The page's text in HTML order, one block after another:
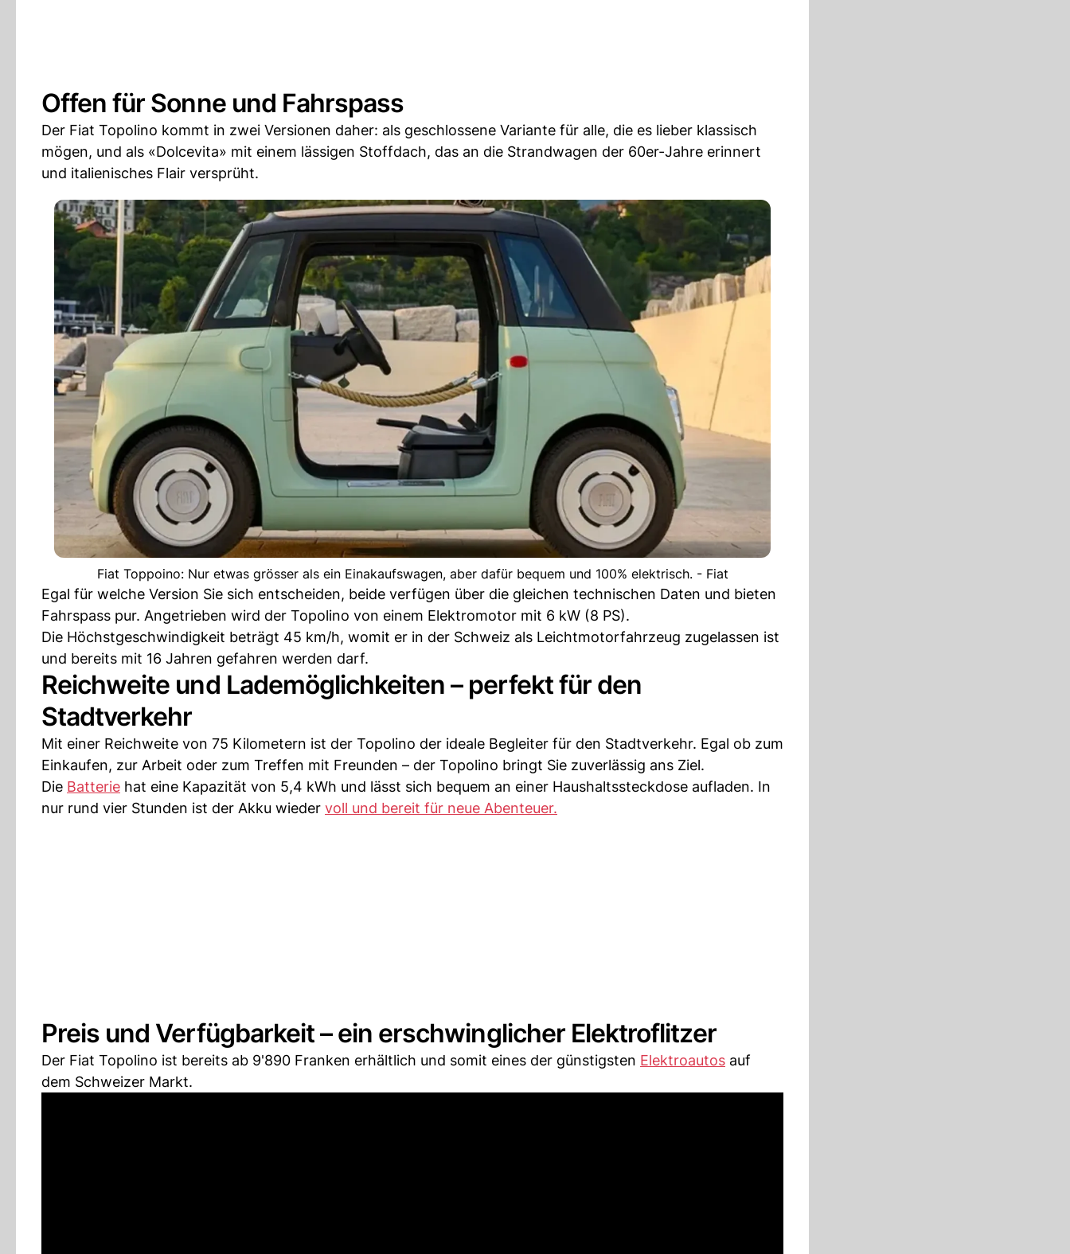
Offen für Sonne und Fahrspass
Der Fiat Topolino kommt in zwei Versionen daher: als geschlossene Variante für alle, die es lieber klassisch
mögen, und als «Dolcevita» mit einem lässigen Stoffdach, das an die Strandwagen der 60er-Jahre erinnert
und italienisches Flair versprüht.
Fiat Toppoino: Nur etwas grösser als ein Einakaufswagen, aber dafür bequem und 100% elektrisch. - Fiat
Egal für welche Version Sie sich entscheiden, beide verfügen über die gleichen technischen Daten und bieten
Fahrspass pur. Angetrieben wird der Topolino von einem Elektromotor mit 6 kW (8 PS).
Die Höchstgeschwindigkeit beträgt 45 km/h, womit er in der Schweiz als Leichtmotorfahrzeug zugelassen ist
und bereits mit 16 Jahren gefahren werden darf.
Reichweite und Lademöglichkeiten – perfekt für den
Stadtverkehr
Mit einer Reichweite von 75 Kilometern ist der Topolino der ideale Begleiter für den Stadtverkehr. Egal ob zum
Einkaufen, zur Arbeit oder zum Treffen mit Freunden – der Topolino bringt Sie zuverlässig ans Ziel.
Die Batterie hat eine Kapazität von 5,4 kWh und lässt sich bequem an einer Haushaltssteckdose aufladen. In
nur rund vier Stunden ist der Akku wieder voll und bereit für neue Abenteuer.
Preis und Verfügbarkeit – ein erschwinglicher Elektroflitzer
Der Fiat Topolino ist bereits ab 9'890 Franken erhältlich und somit eines der günstigsten Elektroautos auf
dem Schweizer Markt.